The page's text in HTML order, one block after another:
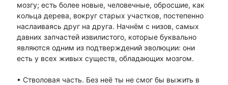
мозгу; есть более новые, человечные, обросшие, как
кольца дерева, вокруг старых участков, постепенно
наслаиваясь друг на друга. Начнём с низов, самых
давних запчастей извилистого, которые буквально
являются одним из подтверждений эволюции: они
есть у всех живых существ, обладающих мозгом.
• Стволовая часть. Без неё ты не смог бы выжить в